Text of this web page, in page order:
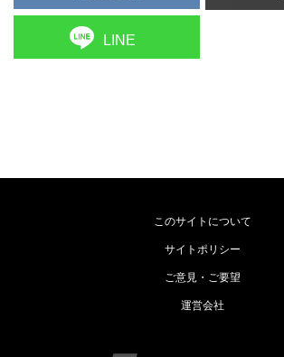
LINE
このサイトについて
サイトポリシー
ご意見・ご要望
運営会社